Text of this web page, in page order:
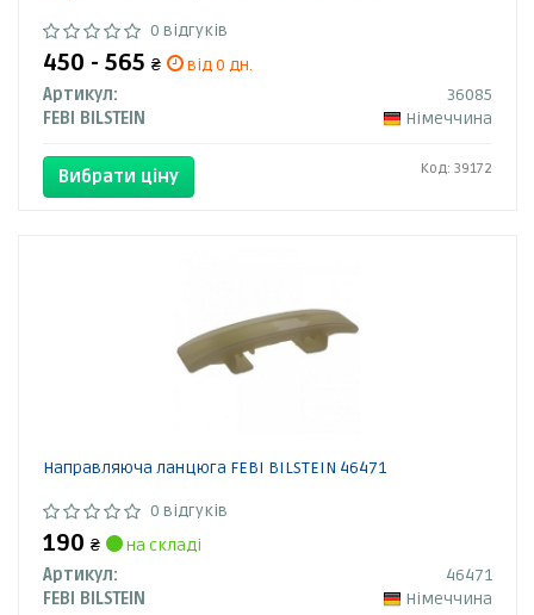
0 відгуків
450 - 565 ₴
від 0 дн.
Артикул:
36085
FEBI BILSTEIN
Німеччина
Вибрати ціну Код: 39172
Направляюча ланцюга FEBI BILSTEIN 46471
0 відгуків
190 ₴
на складі
Артикул:
46471
FEBI BILSTEIN
Німеччина